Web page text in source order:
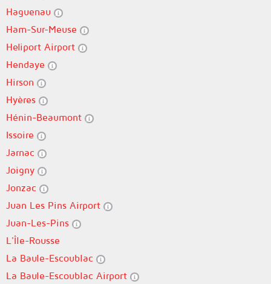
Haguenau
Ham-Sur-Meuse
Heliport Airport
Hendaye
Hirson
Hyères
Hénin-Beaumont
Issoire
Jarnac
Joigny
Jonzac
Juan Les Pins Airport
Juan-Les-Pins
L'Île-Rousse
La Baule-Escoublac
La Baule-Escoublac Airport